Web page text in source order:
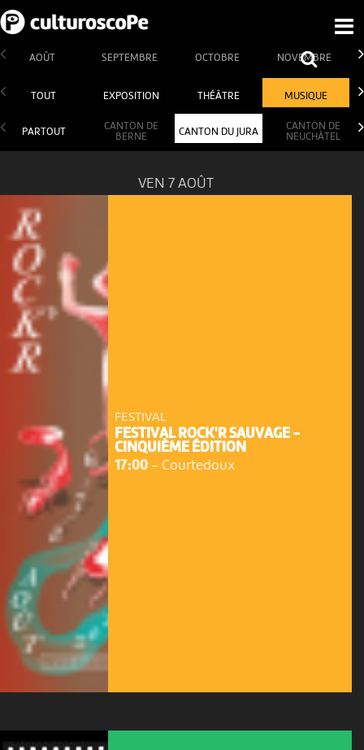
AOÛT SEPTEMBRE OCTOBRE NOVEMBRE
TOUT EXPOSITION THÉÂTRE MUSIQUE
PARTOUT
CANTON DE
BERNE
CANTON DU JURA
CANTON DE
NEUCHÂTEL
VEN 7 AOÛT
FESTIVAL
FESTIVAL ROCK'R SAUVAGE -
CINQUIÈME ÉDITION
17:00- Courtedoux